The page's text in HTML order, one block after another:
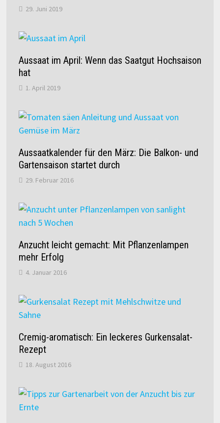
29. Juni 2019
Aussaat im April: Wenn das Saatgut Hochsaison
hat
1. April 2019
Aussaatkalender für den März: Die Balkon- und
Gartensaison startet durch
29. Februar 2016
Anzucht leicht gemacht: Mit Pflanzenlampen
mehr Erfolg
4. Januar 2016
Cremig-aromatisch: Ein leckeres Gurkensalat-
Rezept
18. August 2016